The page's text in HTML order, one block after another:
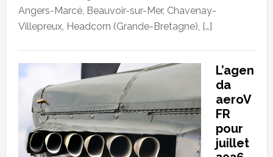
Angers-Marcé, Beauvoir-sur-Mer, Chavenay-
Villepreux, Headcorn (Grande-Bretagne), […]
L’agen
da
aeroV
FR
pour
juillet